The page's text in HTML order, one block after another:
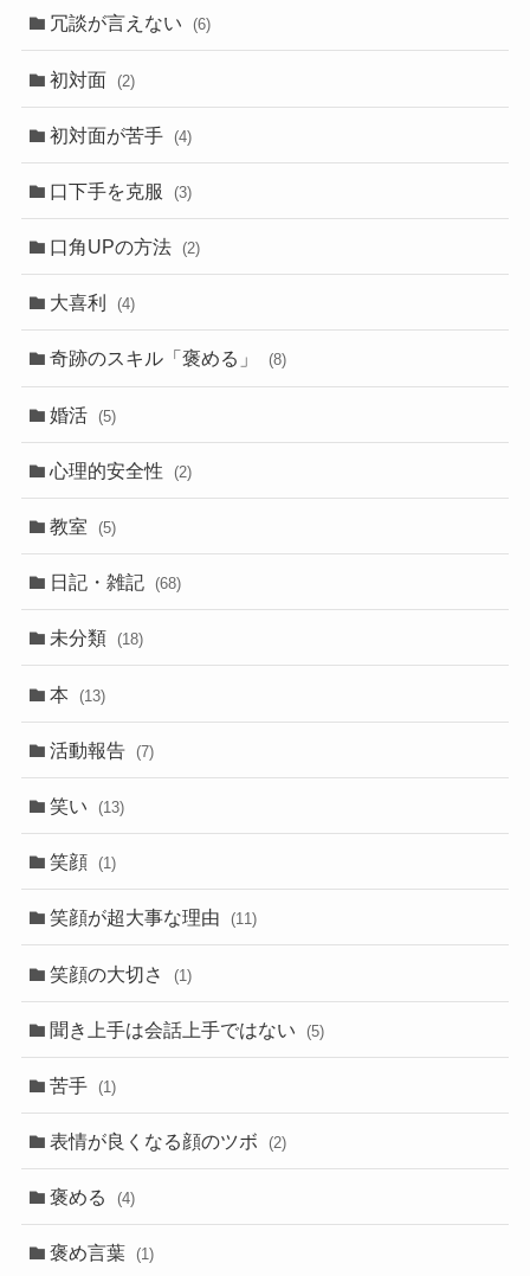
冗談が言えない (6)
初対面 (2)
初対面が苦手 (4)
口下手を克服 (3)
口角UPの方法 (2)
大喜利 (4)
奇跡のスキル「褒める」 (8)
婚活 (5)
心理的安全性 (2)
教室 (5)
日記・雑記 (68)
未分類 (18)
本 (13)
活動報告 (7)
笑い (13)
笑顔 (1)
笑顔が超大事な理由 (11)
笑顔の大切さ (1)
聞き上手は会話上手ではない (5)
苦手 (1)
表情が良くなる顔のツボ (2)
褒める (4)
褒め言葉 (1)